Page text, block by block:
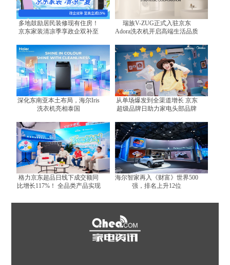
多地鼓励居民装修现有住房！
京东家装清凉季享政企双补至
瑞族V-ZUG正式入驻京东
Adora洗衣机开启高端生活品质
深化东南亚本土布局，海尔Iris
洗衣机亮相泰国
从单场爆发到全渠道增长 京东
超级品牌日助力家电头部品牌
格力京东超品日线下成交额同
比增长117%！ 全品类产品实现
海尔智家再入《财富》世界500
强，排名上升12位